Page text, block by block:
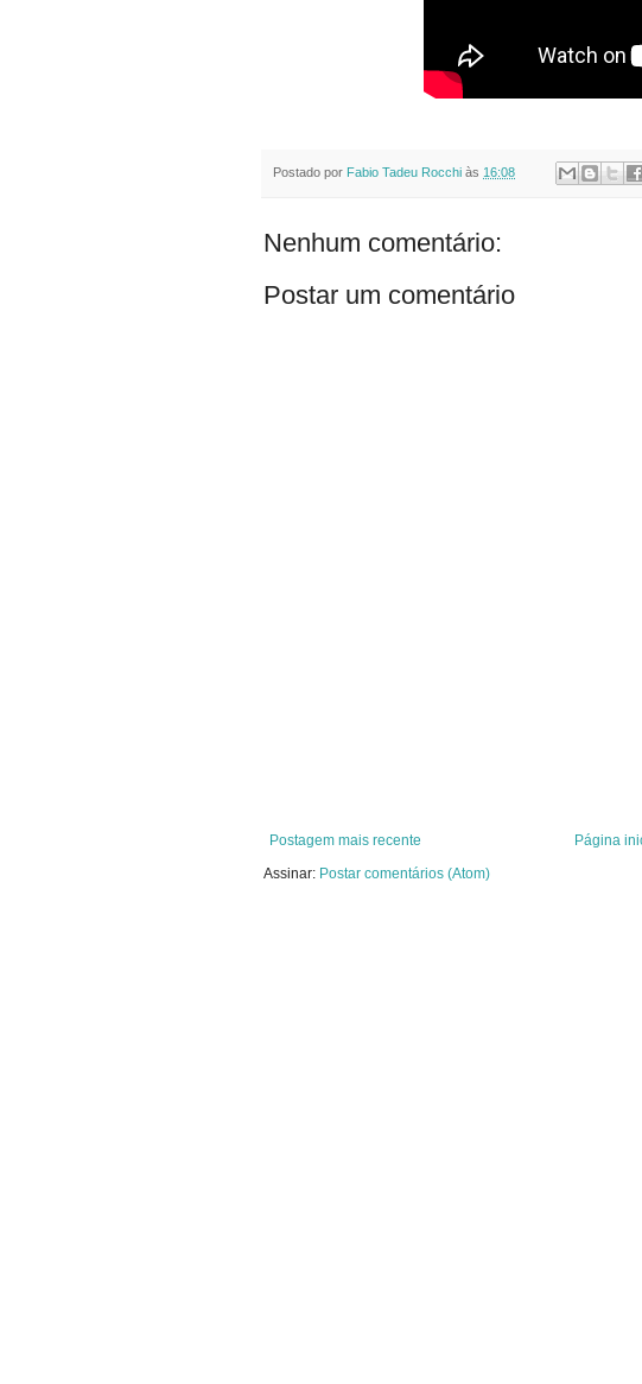
Postado por Fabio Tadeu Rocchi às 16:08
Nenhum comentário:
Postar um comentário
Postagem mais recente
Página
Assinar: Postar comentários (Atom)